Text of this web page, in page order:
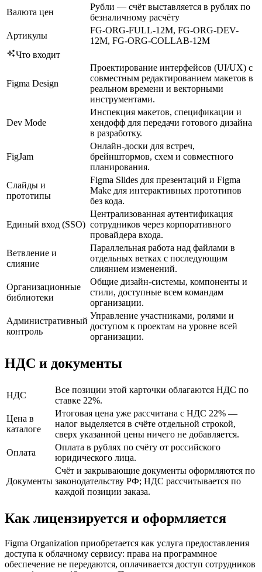
Валюта цен
Рубли — счёт выставляется в рублях по
безналичному расчёту
Артикулы
FG-ORG-FULL-12M, FG-ORG-DEV-
12M, FG-ORG-COLLAB-12M
Что входит
Figma Design
Проектирование интерфейсов (UI/UX) с
совместным редактированием макетов в
реальном времени и векторными
инструментами.
Dev Mode
Инспекция макетов, спецификации и
хендофф для передачи готового дизайна
в разработку.
FigJam
Онлайн-доски для встреч,
брейнштормов, схем и совместного
планирования.
Слайды и
прототипы
Figma Slides для презентаций и Figma
Make для интерактивных прототипов
без кода.
Единый вход (SSO)
Централизованная аутентификация
сотрудников через корпоративного
провайдера входа.
Ветвление и
слияние
Параллельная работа над файлами в
отдельных ветках с последующим
слиянием изменений.
Организационные
библиотеки
Общие дизайн-системы, компоненты и
стили, доступные всем командам
организации.
Административный
контроль
Управление участниками, ролями и
доступом к проектам на уровне всей
организации.
НДС и документы
НДС
Все позиции этой карточки облагаются НДС по
ставке 22%.
Цена в
каталоге
Итоговая цена уже рассчитана с НДС 22% —
налог выделяется в счёте отдельной строкой,
сверх указанной цены ничего не добавляется.
Оплата
Оплата в рублях по счёту от российского
юридического лица.
Документы
Счёт и закрывающие документы оформляются по
законодательству РФ; НДС рассчитывается по
каждой позиции заказа.
Как лицензируется и оформляется
Figma Organization приобретается как услуга предоставления
доступа к облачному сервису: права на программное
обеспечение не передаются, оплачивается доступ сотрудников